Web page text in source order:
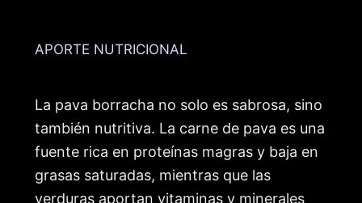
APORTE NUTRICIONAL
La pava borracha no solo es sabrosa, sino
también nutritiva. La carne de pava es una
fuente rica en proteínas magras y baja en
grasas saturadas, mientras que las
verduras aportan vitaminas y minerales